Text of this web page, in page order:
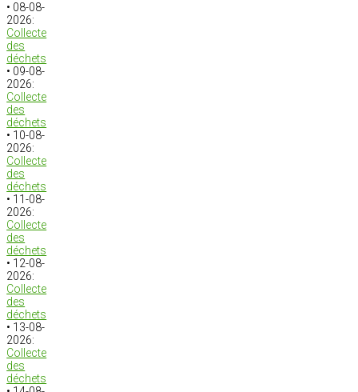
• 08-08-
2026:
Collecte
des
déchets
• 09-08-
2026:
Collecte
des
déchets
• 10-08-
2026:
Collecte
des
déchets
• 11-08-
2026:
Collecte
des
déchets
• 12-08-
2026:
Collecte
des
déchets
• 13-08-
2026:
Collecte
des
déchets